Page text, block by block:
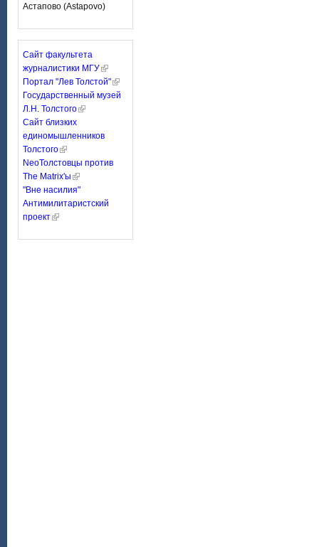
Астапово (Astapovo)
Сайт факультета
журналистики МГУ
Портал "Лев Толстой"
Государственный музей
Л.Н. Толстого
Сайт близких
единомышленников
Толстого
NeoТолстовцы против
The Matrix'ы
"Вне насилия"
Антимилитаристский
проект